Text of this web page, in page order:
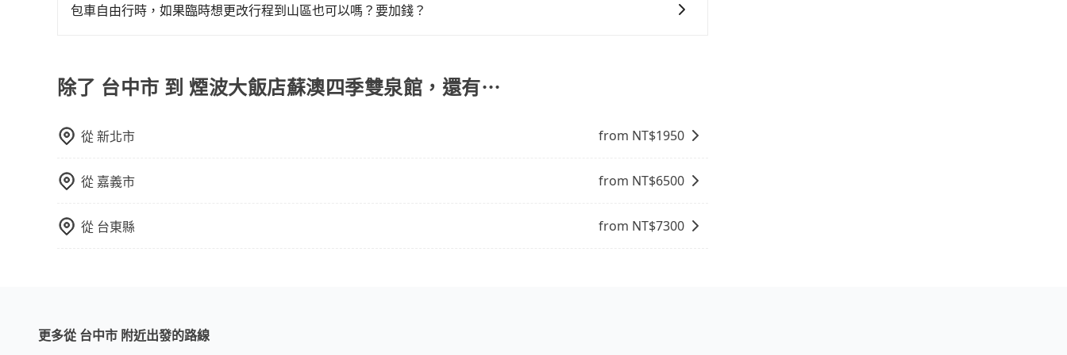
區、價位、人數、特殊需求來搜尋適合的旅店與房型，更重要的是通常價格是官網的6~8折，如果又有加入會員
的飯店，有可能再多平台同時上架而發生超賣的現象，便有可能到了現場卻沒房可住的窘境，所以在預定時要不
選擇評分高、評論多的飯店，不然就是還要再人工電話與飯店確認。預訂民宿方面，如不怕麻煩，有些時候直接
這些瑣碎的事，台灣本土的AsiaYo或者國際Airbnb都值得推薦。
包車自由行時，如果臨時想更改行程到山區也可以嗎？要加錢？
會透過Email的方式向您說明收費細節，讓您能更放心地享受旅步為您提供的服務。
除了 台中市 到 煙波大飯店蘇澳四季雙泉館，還有⋯
從新北市 from NT$1950
從 嘉義市 from NT$6500
從 台東縣 from NT$7300
更多從 台中市 附近出發的路線